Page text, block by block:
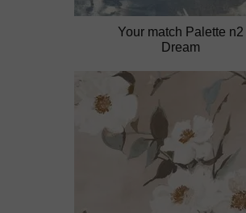
Your match Palette n2
Dream